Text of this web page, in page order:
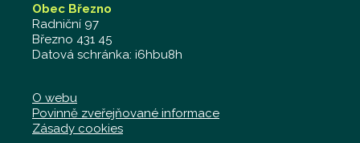
Obec Březno
Radniční 97
Březno 431 45
Datová schránka: i6hbu8h
O webu
Povinně zveřejňované informace
Zásady cookies